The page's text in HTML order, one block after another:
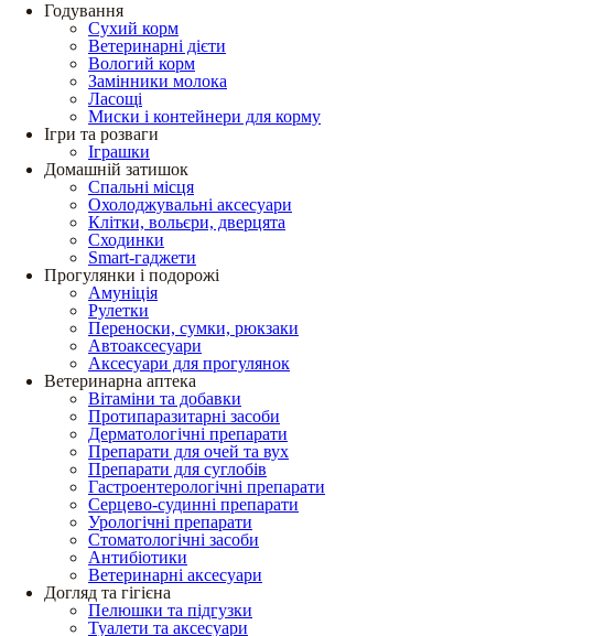
Годування
Сухий корм
Ветеринарні дієти
Вологий корм
Замінники молока
Ласощі
Миски і контейнери для корму
Ігри та розваги
Іграшки
Домашній затишок
Спальні місця
Охолоджувальні аксесуари
Клітки, вольєри, дверцята
Сходинки
Smart-гаджети
Прогулянки і подорожі
Амуніція
Рулетки
Переноски, сумки, рюкзаки
Автоаксесуари
Аксесуари для прогулянок
Ветеринарна аптека
Вітаміни та добавки
Протипаразитарні засоби
Дерматологічні препарати
Препарати для очей та вух
Препарати для суглобів
Гастроентерологічні препарати
Серцево-судинні препарати
Урологічні препарати
Стоматологічні засоби
Антибіотики
Ветеринарні аксесуари
Догляд та гігієна
Пелюшки та підгузки
Туалети та аксесуари